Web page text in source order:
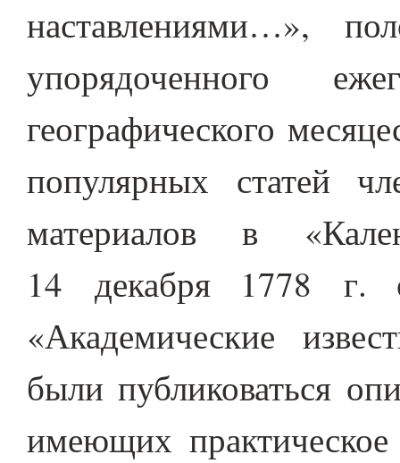
наставлениями…»,
упорядоченного
географического
популярных статей
материалов в
14 декабря 1778 г.
«Академические
были публиковаться
имеющих